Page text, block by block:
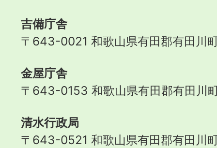
吉備庁舎
〒643-0021 和歌山県有田郡有田川
金屋庁舎
〒643-0153 和歌山県有田郡有田川
清水行政局
〒643-0521 和歌山県有田郡有田川